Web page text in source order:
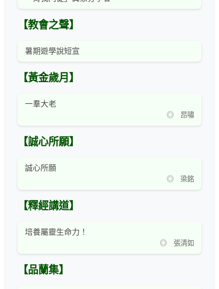
【教會之聲】
暑期遊學說短宣
【黃金歲月】
一羣大老
◎ 昂嘯
【誠心所願】
誠心所願
◎ 梁銘
【釋經講道】
培養屬靈生命力！
◎ 張清如
【品蘭集】